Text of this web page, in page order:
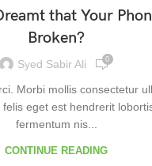
that Your
Broken?
Syed Sabir Ali 0
Morbi mollis consectetur
eget est hendrerit
fermentum nis...
CONTINUE READING